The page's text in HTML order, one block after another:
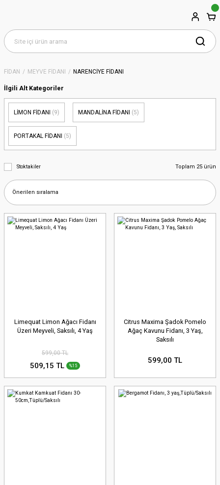
FİDAN MEYVE FİDANI NARENCİYE FİDANI
İlgili Alt Kategoriler
LİMON FİDANI (9) MANDALİNA FİDANI (5)
PORTAKAL FİDANI (5)
Stoktakiler Toplam 25 ürün
Limequat Limon Ağacı Fidanı
Üzeri Meyveli, Saksılı, 4 Yaş
599,00 TL
509,15 TL %15
Citrus Maxima Şadok Pomelo
Ağaç Kavunu Fidanı, 3 Yaş,
Saksılı
599,00 TL